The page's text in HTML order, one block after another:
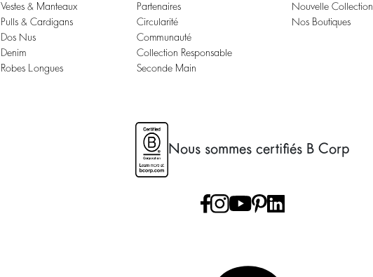
Vestes & Manteaux
Pulls & Cardigans
Dos Nus
Denim
Robes Longues
Partenaires
Circularité
Communauté
Collection Responsable
Seconde Main
Nouvelle Collection
Nos Boutiques
Nous sommes certifiés B Corp